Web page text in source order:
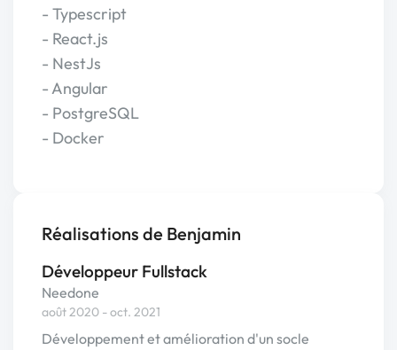
- Typescript
- React.js
- NestJs
- Angular
- PostgreSQL
- Docker
Réalisations de Benjamin
Développeur Fullstack
Needone
août 2020 - oct. 2021
Développement et amélioration d'un socle